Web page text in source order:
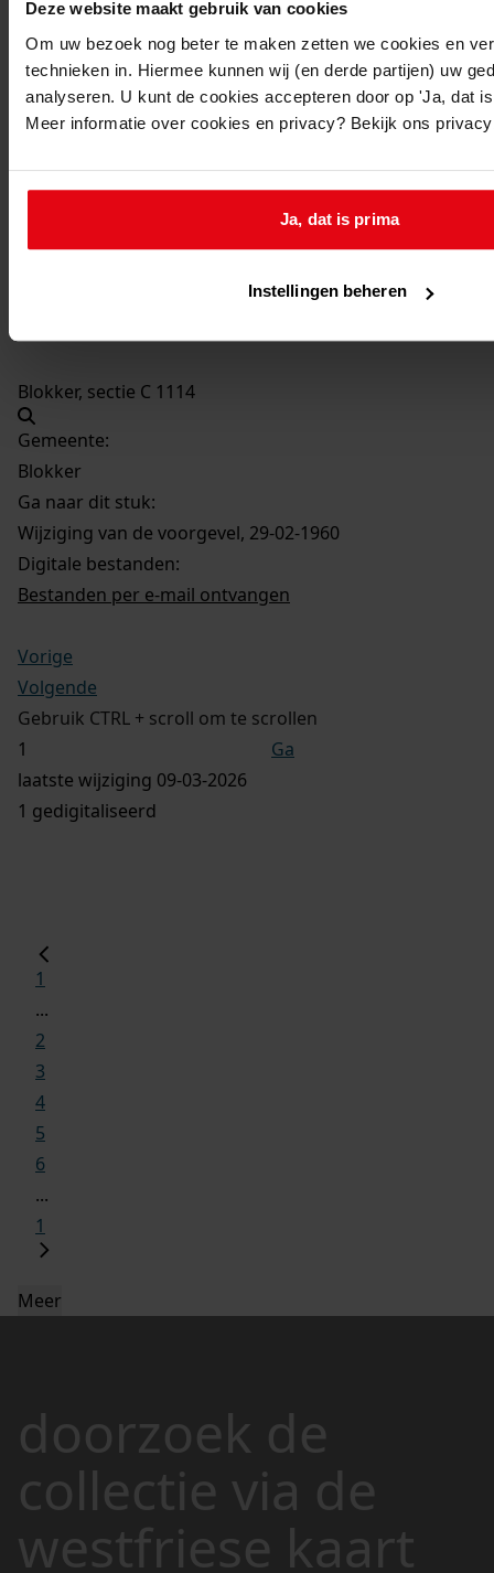
Deze website maakt gebruik van cookies
Om uw bezoek nog beter te maken zetten we cookies en
technieken in. Hiermee kunnen wij (en derde partijen) uw
analyseren. U kunt de cookies accepteren door op 'Ja, dat
Meer informatie over cookies en privacy? Bekijk ons
Ja, dat is prima
Instellingen beheren
Wijziging van de voorgevel
Datum vergunning:
29-02-1960
Adres:
Blokker, Bangert 12
Blokker, M.i.v. 1963 Bangert 24
Blokker, sectie C 1114
Gemeente:
Blokker
Ga naar dit stuk:
Wijziging van de voorgevel, 29-02-1960
Digitale bestanden:
Bestanden per e-mail ontvangen
Vorige
Volgende
Gebruik CTRL + scroll om te scrollen
Ga
laatste wijziging 09-03-2026
1 gedigitaliseerd
1
...
2
3
4
5
6
...
1
Meer
doorzoek de
collectie via de
westfriese kaart